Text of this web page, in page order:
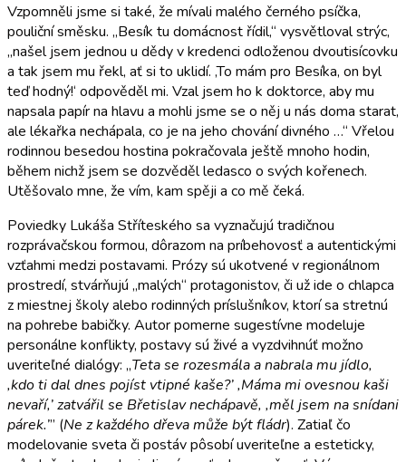
Vzpomněli jsme si také, že mívali malého černého psíčka,
pouliční směsku. „Besík tu domácnost řídil,“ vysvětloval strýc,
„našel jsem jednou u dědy v kredenci odloženou dvoutisícovku
a tak jsem mu řekl, ať si to uklidí. ‚To mám pro Besíka, on byl
teď hodný!‘ odpověděl mi. Vzal jsem ho k doktorce, aby mu
napsala papír na hlavu a mohli jsme se o něj u nás doma starat,
ale lékařka nechápala, co je na jeho chování divného …“ Vřelou
rodinnou besedou hostina pokračovala ještě mnoho hodin,
během nichž jsem se dozvěděl ledasco o svých kořenech.
Utěšovalo mne, že vím, kam spěji a co mě čeká.
Poviedky Lukáša Stříteského sa vyznačujú tradičnou
rozprávačskou formou, dôrazom na príbehovosť a autentickými
vzťahmi medzi postavami. Prózy sú ukotvené v regionálnom
prostredí, stvárňujú „malých“ protagonistov, či už ide o chlapca
z miestnej školy alebo rodinných príslušníkov, ktorí sa stretnú
na pohrebe babičky. Autor pomerne sugestívne modeluje
personálne konflikty, postavy sú živé a vyzdvihnúť možno
uveriteľné dialógy: „Teta se rozesmála a nabrala mu jídlo,
‚kdo ti dal dnes pojíst vtipné kaše?’ ‚Máma mi ovesnou kaši
nevaří,’ zatvářil se Břetislav nechápavě, ‚měl jsem na snídani
párek.’” (Ne z každého dřeva může být fládr). Zatiaľ čo
modelovanie sveta či postáv pôsobí uveriteľne a esteticky,